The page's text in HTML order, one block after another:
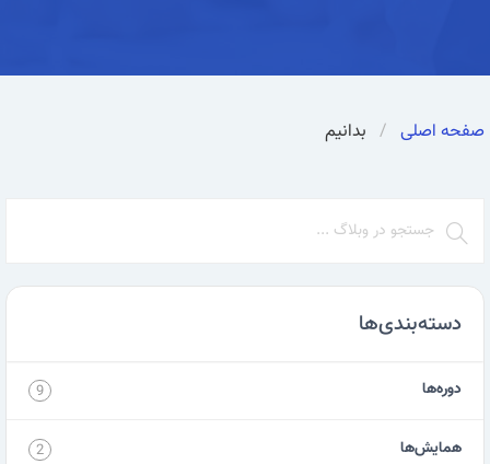
صفحه اصلی بدانیم
دسته‌بندی‌ها
دوره‌ها 9
همایش‌ها 2